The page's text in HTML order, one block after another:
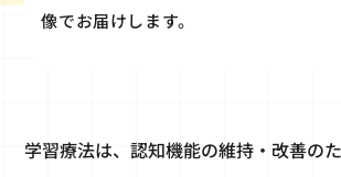
像でお届けします。
学習療法は、認知機能の維持・改善の